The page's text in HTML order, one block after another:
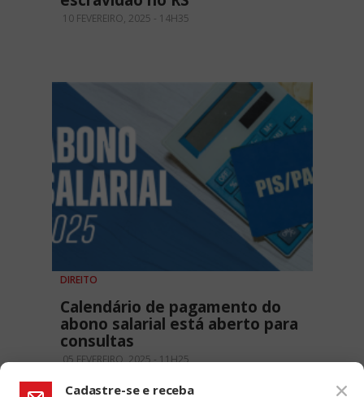
10 FEVEREIRO, 2025 - 14H35
DIREITO
Calendário de pagamento do
abono salarial está aberto para
consultas
05 FEVEREIRO, 2025 - 11H25
Cadastre-se e receba